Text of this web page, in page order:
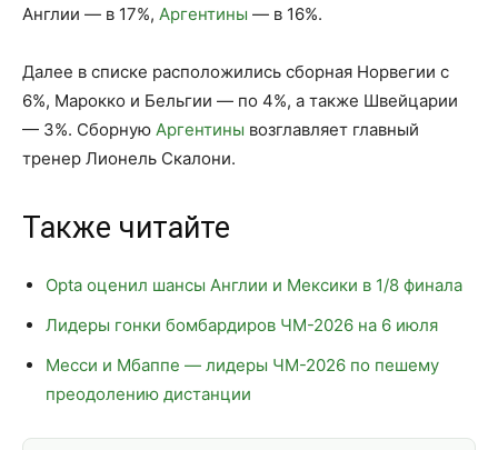
Англии — в 17%, Аргентины — в 16%.
Далее в списке расположились сборная Норвегии с
6%, Марокко и Бельгии — по 4%, а также Швейцарии
— 3%. Сборную Аргентины возглавляет главный
тренер Лионель Скалони.
Также читайте
Opta оценил шансы Англии и Мексики в 1/8 финала
Лидеры гонки бомбардиров ЧМ-2026 на 6 июля
Месси и Мбаппе — лидеры ЧМ-2026 по пешему
преодолению дистанции